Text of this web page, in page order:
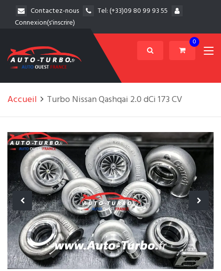
Contactez-nous Tel:(+33)09 80 99 93 55
Connexion(s'inscrire)
0
Accueil Turbo Nissan Qashqai 2.0 dCi 173 CV